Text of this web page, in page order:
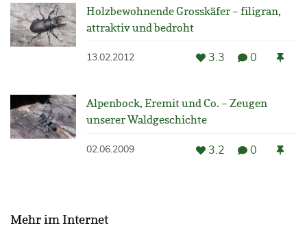
Holzbewohnende Grosskäfer – filigran,
attraktiv und bedroht
13.02.2012 3.3 0
Alpenbock, Eremit und Co. – Zeugen
unserer Waldgeschichte
02.06.2009 3.2 0
Mehr im Internet